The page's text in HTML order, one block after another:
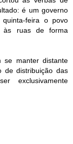
é um governo
quinta-feira o povo
às ruas de forma
se manter distante
de distribuição das
exclusivamente